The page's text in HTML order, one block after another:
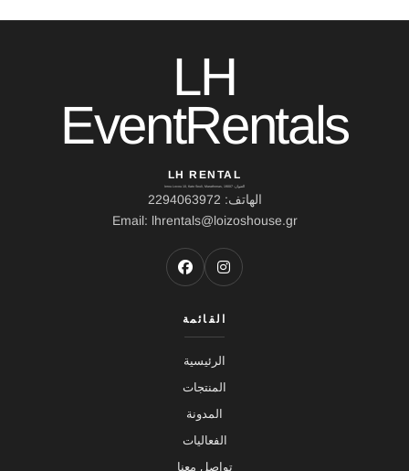
LH
EventRentals
LH RENTAL
العنوان: Ierou Loxou 10, Kato Souli, Marathonas, 19007
الهاتف: 2294063972
Email: lhrentals@loizoshouse.gr
القائمة
الرئيسية
المنتجات
المدونة
الفعاليات
تواصل معنا